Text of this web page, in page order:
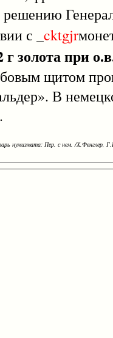
с _ cktgjr
золота при
щитом
В
нумизмата: Пер. с нем. /Х.Фенглер,